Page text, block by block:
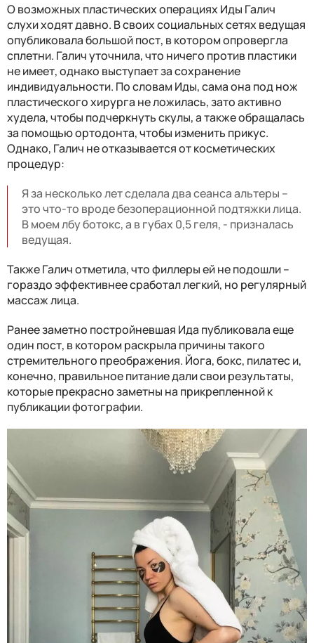
О возможных пластических операциях Иды Галич
слухи ходят давно. В своих социальных сетях ведущая
опубликовала большой пост, в котором опровергла
сплетни. Галич уточнила, что ничего против пластики
не имеет, однако выступает за сохранение
индивидуальности. По словам Иды, сама она под нож
пластического хирурга не ложилась, зато активно
худела, чтобы подчеркнуть скулы, а также обращалась
за помощью ортодонта, чтобы изменить прикус.
Однако, Галич не отказывается от косметических
процедур:
Я за несколько лет сделала два сеанса альтеры –
это что-то вроде безоперационной подтяжки лица.
В моем лбу ботокс, а в губах 0,5 геля, - призналась
ведущая.
Также Галич отметила, что филлеры ей не подошли –
гораздо эффективнее сработал легкий, но регулярный
массаж лица.
Ранее заметно постройневшая Ида публиковала еще
один пост, в котором раскрыла причины такого
стремительного преображения. Йога, бокс, пилатес и,
конечно, правильное питание дали свои результаты,
которые прекрасно заметны на прикрепленной к
публикации фотографии.